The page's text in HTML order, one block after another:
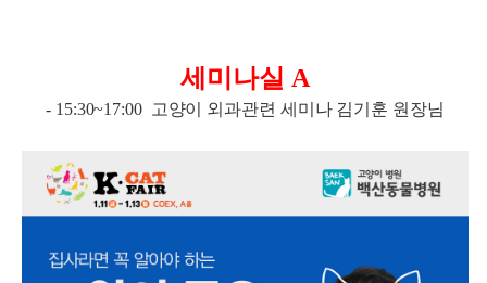
세미나실 A
- 15:30~17:00 고양이 외과관련 세미나 김기훈 원장님